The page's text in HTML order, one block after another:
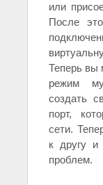
или
После
Теперь вы
режим
создать
порт,
сети.
к другу и
проблем.